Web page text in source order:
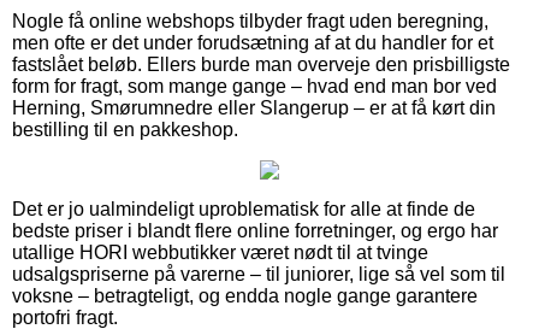
Nogle få online webshops tilbyder fragt uden beregning,
men ofte er det under forudsætning af at du handler for et
fastslået beløb. Ellers burde man overveje den prisbilligste
form for fragt, som mange gange – hvad end man bor ved
Herning, Smørumnedre eller Slangerup – er at få kørt din
bestilling til en pakkeshop.
Det er jo ualmindeligt uproblematisk for alle at finde de
bedste priser i blandt flere online forretninger, og ergo har
utallige HORI webbutikker været nødt til at tvinge
udsalgspriserne på varerne – til juniorer, lige så vel som til
voksne – betragteligt, og endda nogle gange garantere
portofri fragt.